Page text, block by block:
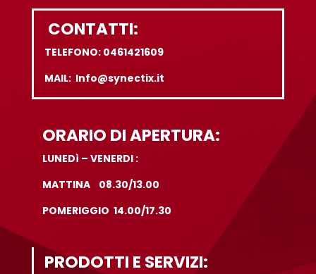
CONTATTI:
TELEFONO: 0461421609
MAIL: Info@synectix.it
ORARIO DI APERTURA:
LUNEDì – VENERDI :
MATTINA 08.30/13.00
POMERIGGIO 14.00/17.30
PRODOTTI E SERVIZI: